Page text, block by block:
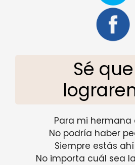
Sé
Para mi hermana
No podría haber
Siempre estás
No importa cuál sea